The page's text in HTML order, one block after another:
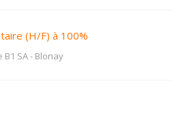
(H/F) à 100%
B1 SA- Blonay